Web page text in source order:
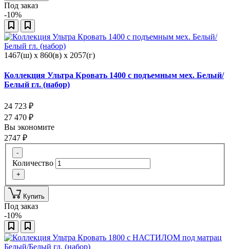
Под заказ
-10%
1467(ш) x 860(в) x 2057(г)
Коллекция Ультра Кровать 1400 с подъемным мех. Белый/
Белый гл. (набор)
24 723 ₽
27 470 ₽
Вы экономите
2747 ₽
-
Количество
+
Купить
Под заказ
-10%